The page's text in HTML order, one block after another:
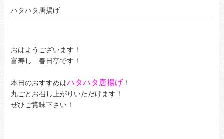
ハタハタ唐揚げ
おはようございます！
富寿し 春日亭です！
本日のおすすめはハタハタ唐揚げ ！
丸ごとお召し上がりいただけます！
ぜひご賞味下さい！